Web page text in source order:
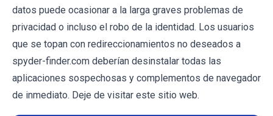
datos puede ocasionar a la larga graves problemas de
privacidad o incluso el robo de la identidad. Los usuarios
que se topan con redireccionamientos no deseados a
spyder-finder.com deberían desinstalar todas las
aplicaciones sospechosas y complementos de navegador
de inmediato. Deje de visitar este sitio web.